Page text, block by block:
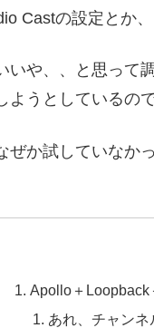
Castの設定とか、
いや、、と思って
ようとしているの
ぜか試していなか
Apollo＋Loopback
あれ、チャンネ